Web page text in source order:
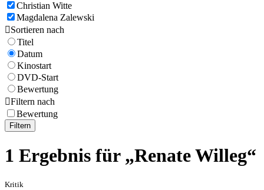
Christian Witte
Magdalena Zalewski
Sortieren nach
Titel
Datum
Kinostart
DVD-Start
Bewertung
Filtern nach
Bewertung
Filtern
1 Ergebnis für „Renate Willeg“
Kritik